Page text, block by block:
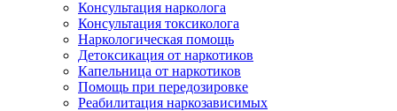
Консультация нарколога
Консультация токсиколога
Наркологическая помощь
Детоксикация от наркотиков
Капельница от наркотиков
Помощь при передозировке
Реабилитация наркозависимых